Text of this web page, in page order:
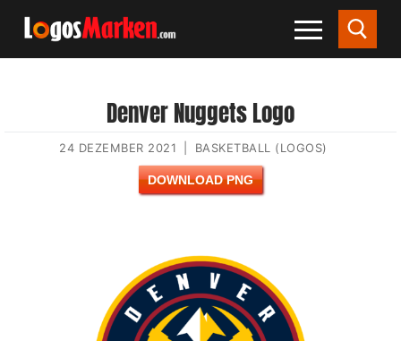
Denver Nuggets Logo
24 DEZEMBER 2021 BASKETBALL (LOGOS)
DOWNLOAD PNG